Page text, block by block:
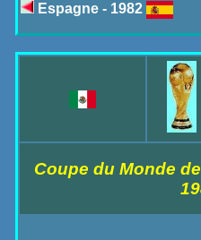
Espagne - 1982
Coupe du Monde